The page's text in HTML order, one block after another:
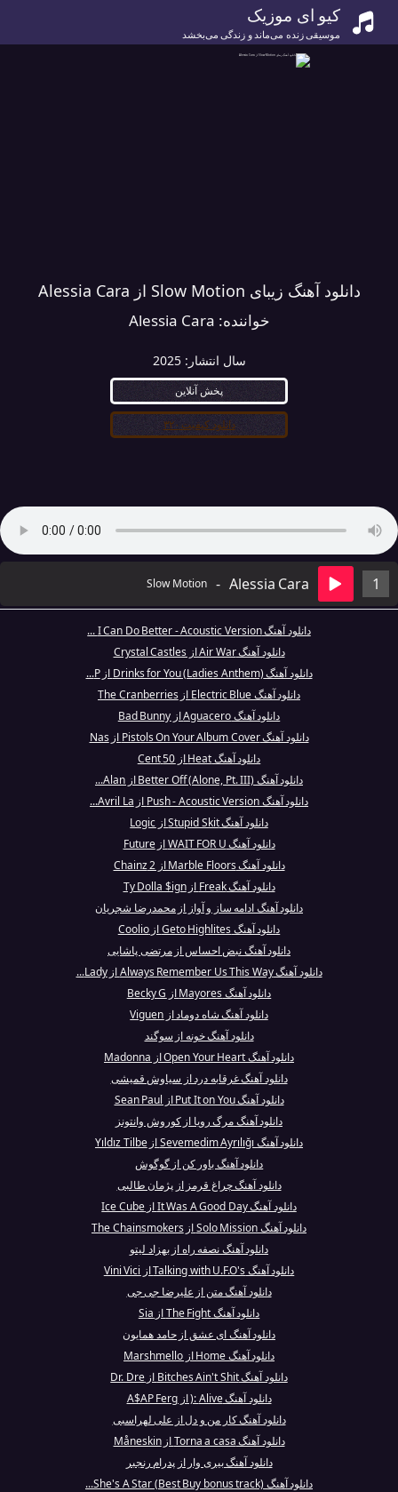
کیو ای موزیک
موسیقی زنده می‌ماند و زندگی می‌بخشد
دانلود آهنگ زیبای Slow Motion از Alessia Cara
خواننده: Alessia Cara
سال انتشار:2025
پخش آنلاین
دانلود کیفیت ۳۲۰
1
Alessia Cara
-
Slow Motion
دانلود آهنگ I Can Do Better - Acoustic Version ...
دانلود آهنگ Air War از Crystal Castles
دانلود آهنگ Drinks for You (Ladies Anthem) از P...
دانلود آهنگ Electric Blue از The Cranberries
دانلود آهنگ Aguacero از Bad Bunny
دانلود آهنگ Pistols On Your Album Cover از Nas
دانلود آهنگ Heat از 50 Cent
دانلود آهنگ Better Off (Alone, Pt. III) از Alan...
دانلود آهنگ Push - Acoustic Version از Avril La...
دانلود آهنگ Stupid Skit از Logic
دانلود آهنگ WAIT FOR U از Future
دانلود آهنگ Marble Floors از 2 Chainz
دانلود آهنگ Freak از Ty Dolla $ign
دانلود آهنگ ادامه ساز و آواز از محمدرضا شجریان
دانلود آهنگ Geto Highlites از Coolio
دانلود آهنگ نبض احساس از مرتضی پاشایی
دانلود آهنگ Always Remember Us This Way از Lady...
دانلود آهنگ Mayores از Becky G
دانلود آهنگ شاه دوماد از Viguen
دانلود آهنگ خونه از سوگند
دانلود آهنگ Open Your Heart از Madonna
دانلود آهنگ غرقابه درد از سیاوش قمیشی
دانلود آهنگ Put It on You از Sean Paul
دانلود آهنگ مرگ رویا از کوروش وانتونز
دانلود آهنگ Sevemedim Ayrılığı از Yıldız Tilbe
دانلود آهنگ باور کن از گوگوش
دانلود آهنگ چراغ قرمز از پژمان طالبی
دانلود آهنگ It Was A Good Day از Ice Cube
دانلود آهنگ Solo Mission از The Chainsmokers
دانلود آهنگ نصفه راه از بهزاد لیتو
دانلود آهنگ Talking with U.F.O's از Vini Vici
دانلود آهنگ متن از علیرضا جی جی
دانلود آهنگ The Fight از Sia
دانلود آهنگ ای عشق از حامد همایون
دانلود آهنگ Home از Marshmello
دانلود آهنگ Bitches Ain't Shit از Dr. Dre
دانلود آهنگ Alive :( از A$AP Ferg
دانلود آهنگ کار من و دل از علی لهراسبی
دانلود آهنگ Torna a casa از Måneskin
دانلود آهنگ بیری وار از پدرام رنجبر
دانلود آهنگ She's A Star (Best Buy bonus track)...